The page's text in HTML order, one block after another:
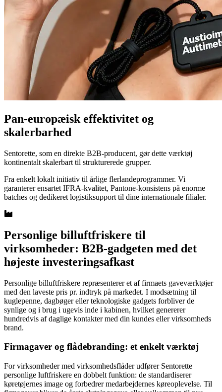
Pan-europæisk effektivitet og
skalerbarhed
Sentorette, som en direkte B2B-producent, gør dette værktøj
kontinentalt skalerbart til strukturerede grupper.
Fra enkelt lokalt initiativ til årlige flerlandeprogrammer. Vi
garanterer ensartet IFRA-kvalitet, Pantone-konsistens på enorme
batches og dedikeret logistiksupport til dine internationale filialer.
Personlige billuftfriskere til
virksomheder: B2B-gadgeten med det
højeste investeringsafkast
Personlige billuftfriskere repræsenterer et af firmaets gaveværktøjer
med den laveste pris pr. indtryk på markedet. I modsætning til
kuglepenne, dagbøger eller teknologiske gadgets forbliver de
synlige og i brug i ugevis inde i kabinen, hvilket genererer
hundredvis af daglige kontakter med din kundes eller virksomheds
brand.
Firmagaver og flådebranding: et enkelt værktøj
For virksomheder med virksomhedsflåder udfører Sentorette
personlige luftfriskere en dobbelt funktion: de standardiserer
køretøjernes image og forbedrer medarbejdernes køreoplevelse. Til